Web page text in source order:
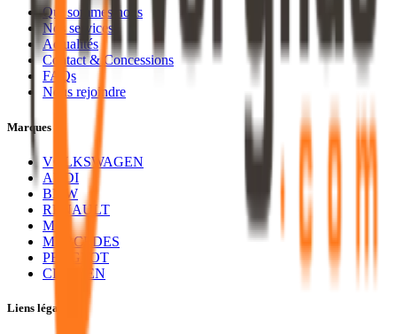
Qui sommes nous
Nos services
Actualités
Contact & Concessions
FAQs
Nous rejoindre
Marques
VOLKSWAGEN
AUDI
BMW
RENAULT
MG
MERCEDES
PEUGEOT
CITROEN
Liens légaux